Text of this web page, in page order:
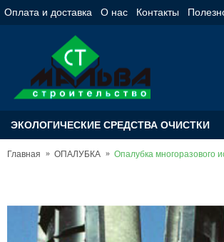
Оплата и доставка О нас Контакты
ЭКОЛОГИЧЕСКИЕ СРЕДСТВА ОЧИСТКИ
Главная ОПАЛУБКА Опалубка многоразового